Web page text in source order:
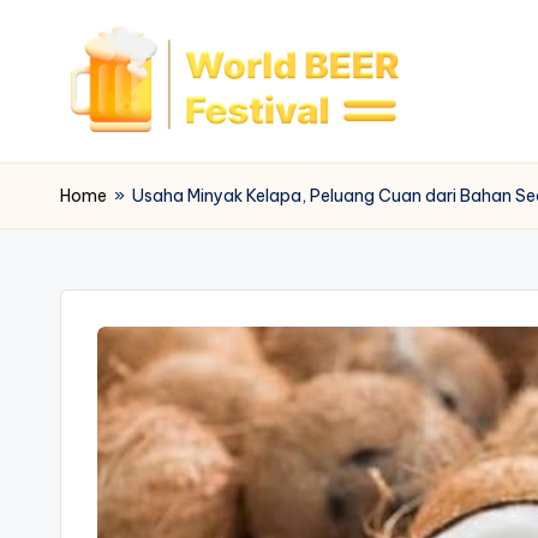
W
o
d
Home » Usaha Minyak Kelapa, Peluang Cuan dari Bahan